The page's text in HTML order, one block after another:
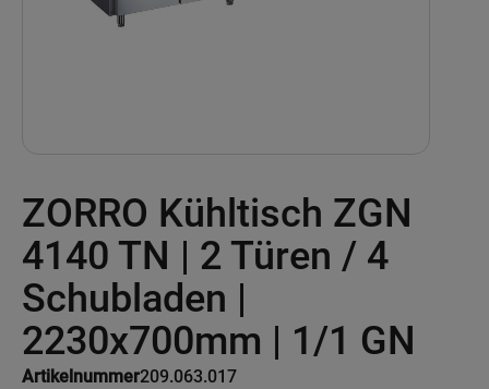
ZORRO Kühltisch ZGN
4140 TN | 2 Türen / 4
Schubladen |
2230x700mm | 1/1 GN
Artikelnummer209.063.017
to
the
beginning
of
images
gallery